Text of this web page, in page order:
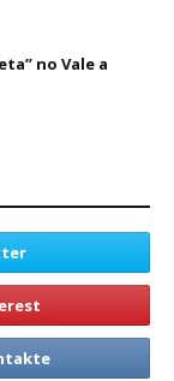
no Vale a